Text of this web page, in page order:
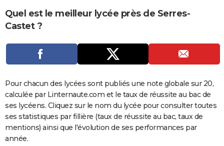
CARTE DE VOEUX
Dictionnaire
Biographies
Expressions
Proverbes
PROGRAMME TV
COPAINS D'AVANT
S'inscrire
Se connecter
Lycées
Collèges
Primaires
Universités
Entreprises
Service militaire
Avis de recherche
AVIS DE DÉCÈS
FORUM
Bricolage
Lifestyle
Culture
Sport
Auto
Television
Voyage
Cinema
Quel est le meilleur lycée près de Serres-
Castet ?
Pour chacun des lycées sont publiés une note globale sur 20,
calculée par Linternaute.com et le taux de réussite au bac de
ses lycéens. Cliquez sur le nom du lycée pour consulter toutes
ses statistiques par fillière (taux de réussite au bac, taux de
mentions) ainsi que l'évolution de ses performances par
année.